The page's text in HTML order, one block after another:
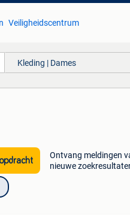
Veiligheidscentrum
Kleding | Dames
Ontvang meldingen
nieuwe